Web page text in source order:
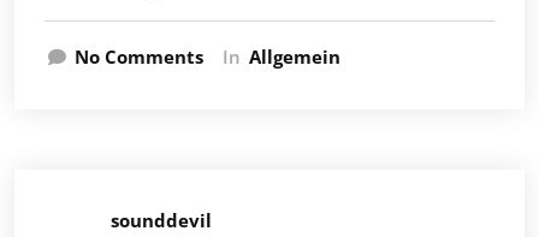
No Comments In Allgemein
sounddevil